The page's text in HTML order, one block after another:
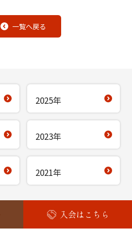
一覧へ戻る
2025年
2023年
2021年
入会はこちら